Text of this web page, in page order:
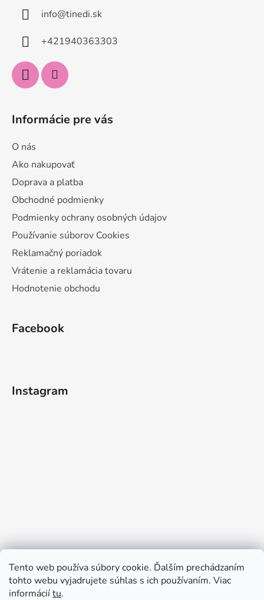
Tento web používa súbory cookie. Ďalším prechádzaním
tohto webu vyjadrujete súhlas s ich používaním. Viac
informáciítu.
info@tinedi.sk
+421940363303
Informácie pre vás
O nás
Ako nakupovať
Doprava a platba
Obchodné podmienky
Podmienky ochrany osobných údajov
Používanie súborov Cookies
Reklamačný poriadok
Vrátenie a reklamácia tovaru
Hodnotenie obchodu
Facebook
Instagram